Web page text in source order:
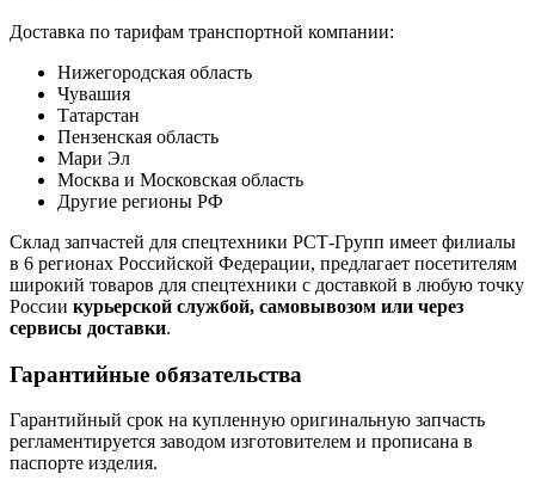
Доставка по тарифам транспортной компании:
Нижегородская область
Чувашия
Татарстан
Пензенская область
Мари Эл
Москва и Московская область
Другие регионы РФ
Склад запчастей для спецтехники РСТ-Групп имеет филиалы
в 6 регионах Российской Федерации, предлагает посетителям
широкий товаров для спецтехники с доставкой в любую точку
России курьерской службой, самовывозом или через
сервисы доставки.
Гарантийные обязательства
Гарантийный срок на купленную оригинальную запчасть
регламентируется заводом изготовителем и прописана в
паспорте изделия.